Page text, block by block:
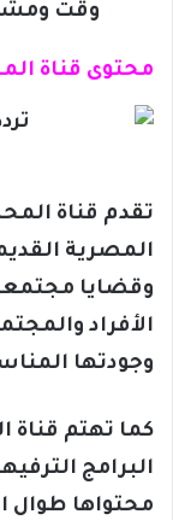
وقت
محتوى قناة
تقدم قناة
المصرية
وقضايا
الأفراد
وجودتها
كما تهتم
البرامج
محتواها طوال